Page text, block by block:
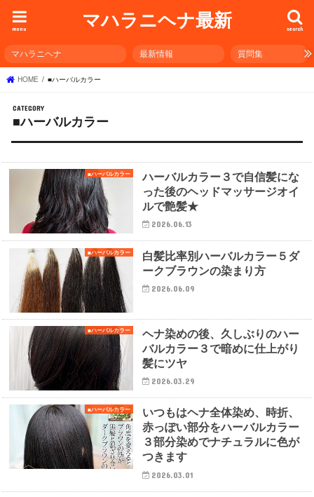
マハラニヘナ最新 search
menu
マハラニヘナ 最新情報 質問集
HOME ■ハーバルカラー
■ハーバルカラー
■ハーバルカラー
ハーバルカラー３で自信髪にな
った後のヘッドマッサージオイ
ルで艶髪★
2026.06.13
■ハーバルカラー
白髪比率別ハーバルカラー５ダ
ークブラウンの染まり方
2026.06.09
■ハーバルカラー
ヘナ染めの後、久しぶりのハー
バルカラー３で暗めに仕上がり
髪にツヤ
2026.03.29
■ハーバルカラー
いつもはヘナ全体染め、時折、
赤っぽい部分をハーバルカラー
３部分染めでナチュラルに色が
つきます
2026.03.01